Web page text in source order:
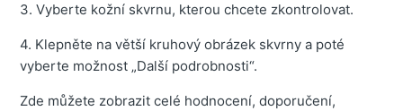
3. Vyberte kožní skvrnu, kterou chcete zkontrolovat.
4. Klepněte na větší kruhový obrázek skvrny a poté
vyberte možnost „Další podrobnosti“.
Zde můžete zobrazit celé hodnocení, doporučení,